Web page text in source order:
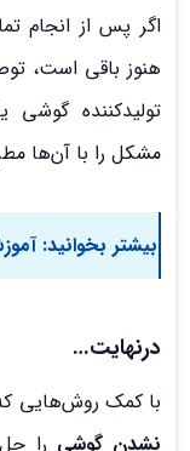
اگر پس از انجام
هنوز باقی است،
تولیدکننده
مشکل را با آن‌ها
بیشتر بخوانید:
درنهایت…
با کمک روش‌هایی که
نشدن گوشی را